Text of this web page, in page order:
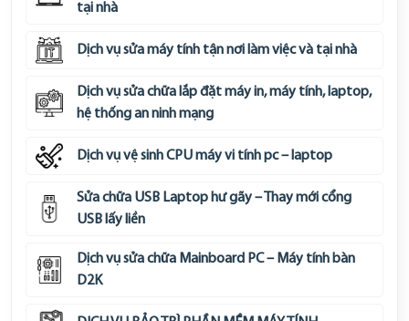
tại nhà
Dịch vụ sửa máy tính tận nơi làm việc và tại nhà
Dịch vụ sửa chữa lắp đặt máy in, máy tính, laptop,
hệ thống an ninh mạng
Dịch vụ vệ sinh CPU máy vi tính pc – laptop
Sửa chữa USB Laptop hư gãy – Thay mới cổng
USB lấy liền
Dịch vụ sửa chữa Mainboard PC – Máy tính bàn
D2K